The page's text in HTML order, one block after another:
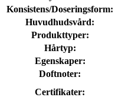
Konsistens/Doseringsform:
Huvudhudsvård:
Produkttyper:
Hårtyp:
Egenskaper:
Doftnoter:
Certifikater: